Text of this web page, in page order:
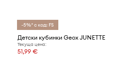
-5%* с код: FS
Детски кубинки Geox JUNETTE
Текуща цена:
51,99 €